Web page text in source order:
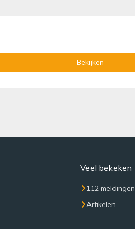
Bekijken
Veel bekeken
112 meldingen
Artikelen